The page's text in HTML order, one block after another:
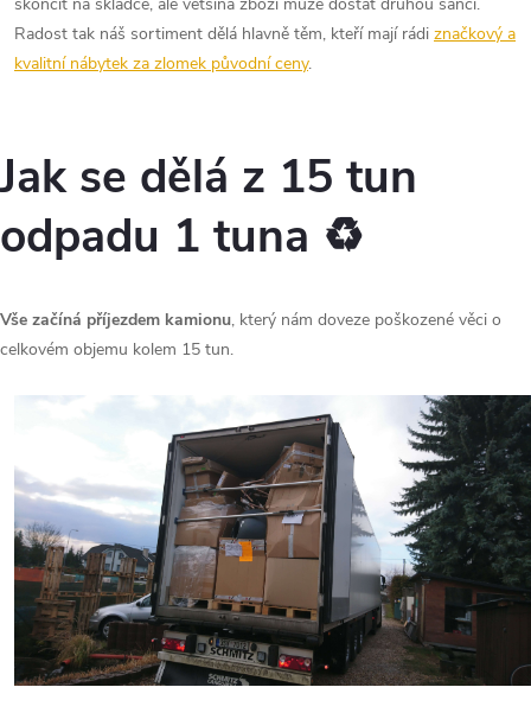
Radost tak náš sortiment dělá hlavně těm, kteří mají rádi značkový a
kvalitní nábytek za zlomek původní ceny.
Jak se dělá z 15 tun
odpadu 1 tuna ♻️
Vše začíná příjezdem kamionu, který nám doveze poškozené věci o
celkovém objemu kolem 15 tun.